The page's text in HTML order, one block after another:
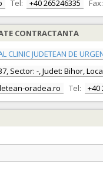
Tel: +40 265246335 Fax:
CONTRACTANTA
CLINIC JUDETEAN DE
Sector: -, Judet: Bihor,
oradea.ro Tel: +40